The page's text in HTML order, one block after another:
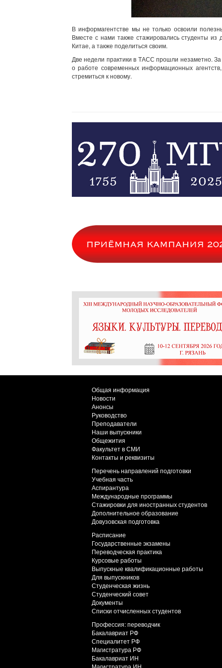
В информагентстве мы не только освоили
Вместе с нами также стажировались студенты
Китае, а также поделиться своим.
Две недели практики в ТАСС прошли незаметно.
о работе современных информационных
стремиться к новому.
Общая информация
Новости
Анонсы
Руководство
Преподаватели
Наши выпускники
Общежития
Факультет в СМИ
Контакты и реквизиты
Перечень направлений подготовки
Учебная часть
Аспирантура
Международные программы
Стажировки для иностранных студентов
Дополнительное образование
Довузовская подготовка
Расписание
Государственные экзамены
Переводческая практика
Курсовые работы
Выпускные квалификационные работы
Для выпускников
Студенческая жизнь
Студенческий совет
Документы
Списки отчисленных студентов
Профессия: переводчик
Бакалавриат РФ
Специалитет РФ
Магистратура РФ
Бакалавриат ИН
Магистратура ИН